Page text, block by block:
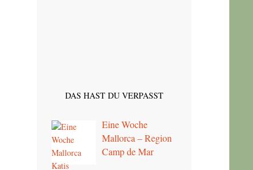
DAS HAST DU VERPASST
Eine Woche
Mallorca – Region
Camp de Mar